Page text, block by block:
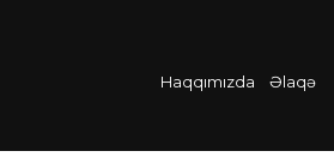
Haqqımızda Əlaqə